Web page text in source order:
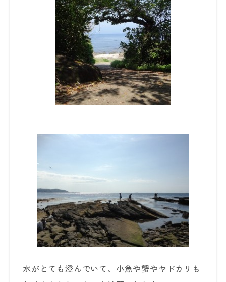
水がとても澄んでいて、小魚や蟹やヤドカリも